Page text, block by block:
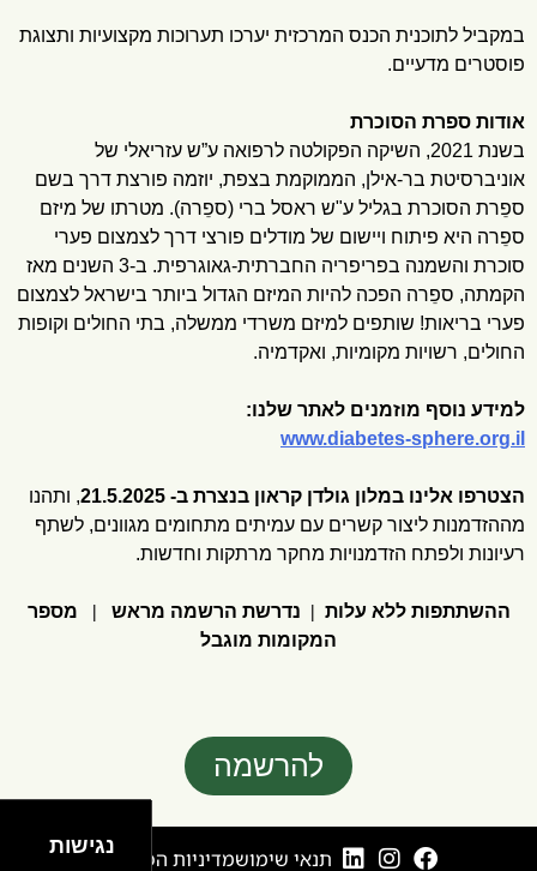
במקביל לתוכנית הכנס המרכזית יערכו תערוכות מקצועיות ותצוגת
פוסטרים מדעיים.
אודות ספרת הסוכרת
בשנת 2021, השיקה הפקולטה לרפואה ע”ש עזריאלי של
אוניברסיטת בר-אילן, הממוקמת בצפת, יוזמה פורצת דרך בשם
ספֵרת הסוכרת בגליל ע"ש ראסל ברי (ספֵרה). מטרתו של מיזם
ספֵרה היא פיתוח ויישום של מודלים פורצי דרך לצמצום פערי
סוכרת והשמנה בפריפריה החברתית-גאוגרפית. ב-3 השנים מאז
הקמתה, ספֵרה הפכה להיות המיזם הגדול ביותר בישראל לצמצום
פערי בריאות! שותפים למיזם משרדי ממשלה, בתי החולים וקופות
החולים, רשויות מקומיות, ואקדמיה.
למידע נוסף מוזמנים לאתר שלנו:
www.diabetes-sphere.org.il
הצטרפו אלינו במלון גולדן קראון בנצרת ב- 21.5.2025
, ותהנו
מההזדמנות ליצור קשרים עם עמיתים מתחומים מגוונים, לשתף
רעיונות ולפתח הזדמנויות מחקר מרתקות וחדשות.
ההשתתפות ללא עלות | נדרשת הרשמה מראש | מספר
המקומות מוגבל
להרשמה
תנאי שימושמדיניות הפרטיותנגישות